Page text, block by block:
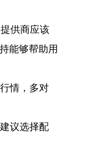
供商应该
能够帮助用
情，多对
议选择配